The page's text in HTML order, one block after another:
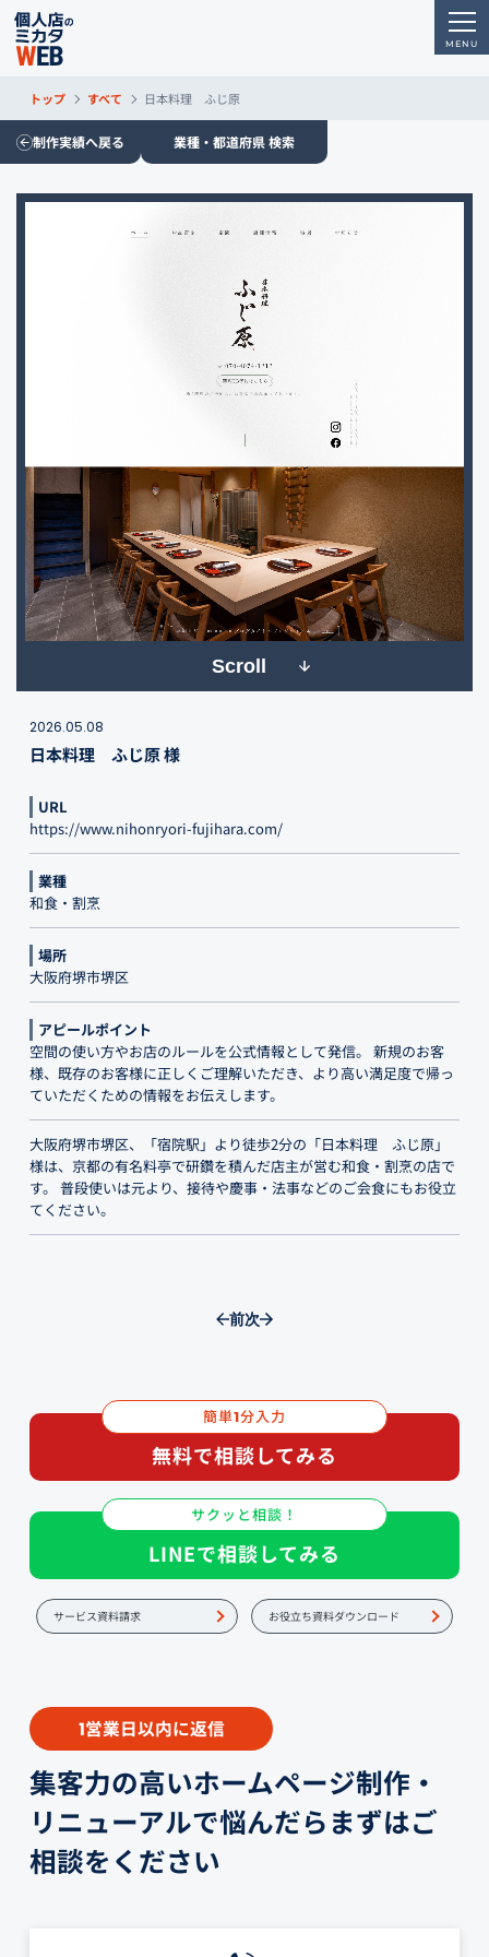
トップ すべて 日本料理 ふじ原
制作実績へ戻る 業種・都道府県 検索
Scroll
2026.05.08
日本料理 ふじ原 様
URL
https://www.nihonryori-fujihara.com/
業種
和食・割烹
場所
大阪府堺市堺区
アピールポイント
空間の使い方やお店のルールを公式情報として発信。 新規のお客
様、既存のお客様に正しくご理解いただき、より高い満足度で帰っ
ていただくための情報をお伝えします。
大阪府堺市堺区、「宿院駅」より徒歩2分の「日本料理 ふじ原」
様は、京都の有名料亭で研鑽を積んだ店主が営む和食・割烹の店で
す。 普段使いは元より、接待や慶事・法事などのご会食にもお役立
てください。
前次
簡単1分入力
無料で相談してみる
サクッと相談！
LINEで相談してみる
サービス資料請求 お役立ち資料ダウンロード
1営業日以内に返信
集客力の高いホームページ制作・
リニューアルで悩んだらまずはご
相談をください